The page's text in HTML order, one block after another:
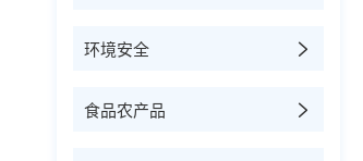
环境安全
食品农产品